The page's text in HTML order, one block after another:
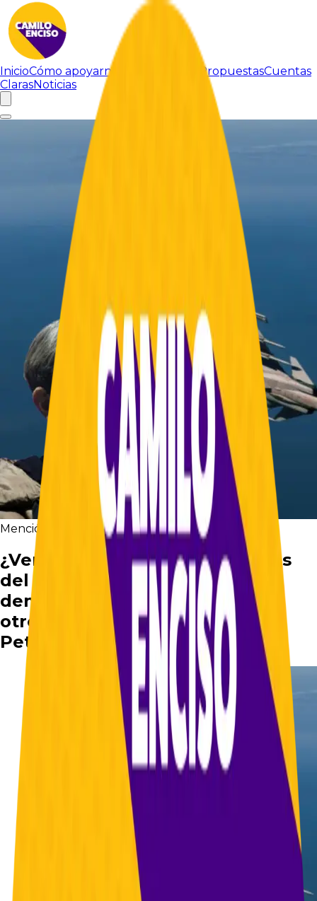
InicioCómo apoyarnos PropuestasCuentas
ClarasNoticias
Mención en mediosEl Colombiano
¿Verónica Alcocer estuvo detrás
del negocio de los Gripen? La
denuncia que podría destapar
otro escándalo en el Gobierno
Petro